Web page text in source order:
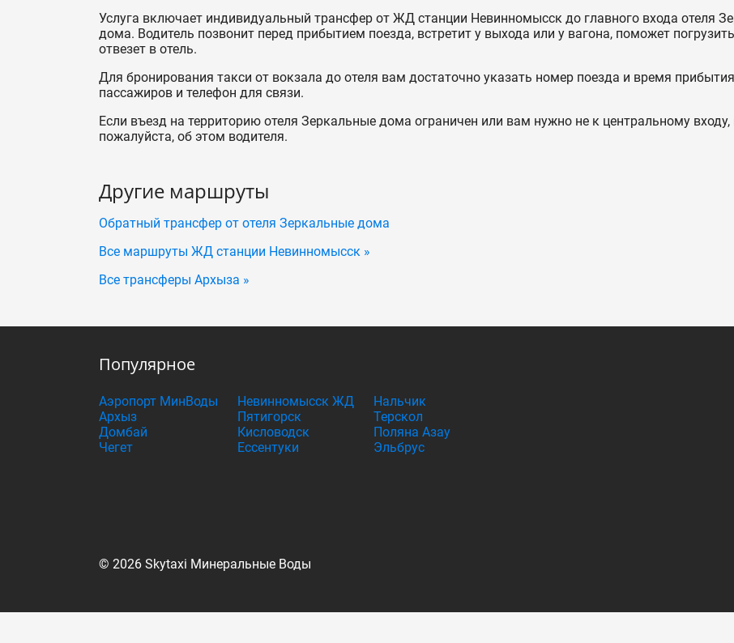
Услуга включает индивидуальный трансфер от ЖД станции Невинномысск до главного входа отеля
дома. Водитель позвонит перед прибытием поезда, встретит у выхода или у вагона, поможет
отвезет в отель.
Для бронирования такси от вокзала до отеля вам достаточно указать номер поезда и время
пассажиров и телефон для связи.
Если въезд на территорию отеля Зеркальные дома ограничен или вам нужно не к центральному входу,
пожалуйста, об этом водителя.
Другие маршруты
Обратный трансфер от отеля Зеркальные дома
Все маршруты ЖД станции Невинномысск »
Все трансферы Архыза »
Популярное
Аэропорт МинВоды
Архыз
Домбай
Чегет
Невинномысск ЖД
Пятигорск
Кисловодск
Ессентуки
Нальчик
Терскол
Поляна Азау
Эльбрус
© 2026 Skytaxi Минеральные Воды